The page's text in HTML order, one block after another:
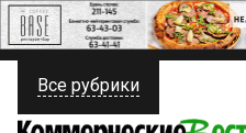
ПОЛИТИКА
Все рубрики